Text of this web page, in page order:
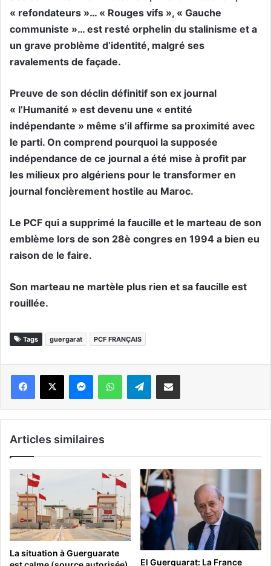
« refondateurs »… « Rouges vifs », « Gauche
communiste »… est resté orphelin du stalinisme et a
un grave problème d’identité, malgré ses
ravalements de façade.
Preuve de son déclin définitif son ex journal
« l’Humanité » est devenu une « entité
indépendante » même s’il affirme sa proximité avec
le parti. On comprend pourquoi la supposée
indépendance de ce journal a été mise à profit par
les milieux pro algériens pour le transformer en
journal foncièrement hostile au Maroc.
Le PCF qui a supprimé la faucille et le marteau de son
emblème lors de son 28è congres en 1994 a bien eu
raison de le faire.
Son marteau ne martèle plus rien et sa faucille est
rouillée.
Tags guergarat PCF FRANÇAIS
WhatsApp Telegram
Articles similaires
La situation à Guerguarate
El Guerguarat: La France